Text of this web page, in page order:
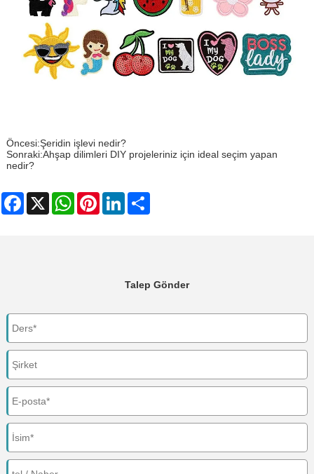
Öncesi:Şeridin işlevi nedir?
Sonraki:Ahşap dilimleri DIY projeleriniz için ideal seçim yapan
nedir?
Facebook
X WhatsAppPinterestLinkedIn
Talep Gönder